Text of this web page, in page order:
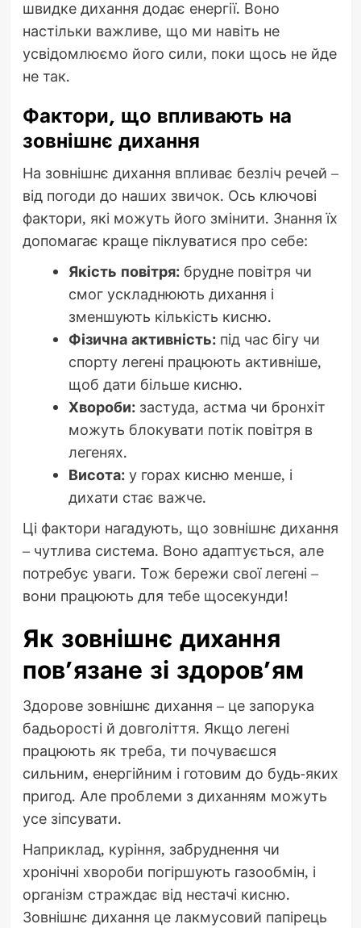
швидке дихання додає енергії. Воно
настільки важливе, що ми навіть не
усвідомлюємо його сили, поки щось не йде
не так.
Фактори, що впливають на
зовнішнє дихання
На зовнішнє дихання впливає безліч речей –
від погоди до наших звичок. Ось ключові
фактори, які можуть його змінити. Знання їх
допомагає краще піклуватися про себе:
Якість повітря:брудне повітря чи
смог ускладнюють дихання і
зменшують кількість кисню.
Фізична активність:під час бігу чи
спорту легені працюють активніше,
щоб дати більше кисню.
Хвороби:застуда, астма чи бронхіт
можуть блокувати потік повітря в
легенях.
Висота:у горах кисню менше, і
дихати стає важче.
Ці фактори нагадують, що зовнішнє дихання
– чутлива система. Воно адаптується, але
потребує уваги. Тож бережи свої легені –
вони працюють для тебе щосекунди!
Як зовнішнє дихання
пов’язане зі здоров’ям
Здорове зовнішнє дихання – це запорука
бадьорості й довголіття. Якщо легені
працюють як треба, ти почуваєшся
сильним, енергійним і готовим до будь-яких
пригод. Але проблеми з диханням можуть
усе зіпсувати.
Наприклад, куріння, забруднення чи
хронічні хвороби погіршують газообмін, і
організм страждає від нестачі кисню.
Зовнішнє дихання це лакмусовий папірець